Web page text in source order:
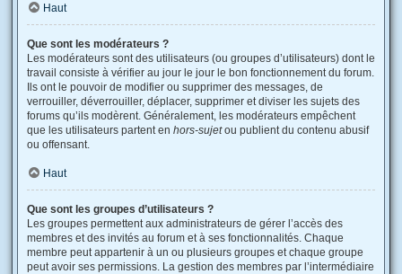
Haut
Que sont les modérateurs ?
Les modérateurs sont des utilisateurs (ou groupes d’utilisateurs) dont le
travail consiste à vérifier au jour le jour le bon fonctionnement du forum.
Ils ont le pouvoir de modifier ou supprimer des messages, de
verrouiller, déverrouiller, déplacer, supprimer et diviser les sujets des
forums qu’ils modèrent. Généralement, les modérateurs empêchent
que les utilisateurs partent en hors-sujetou publient du contenu abusif
ou offensant.
Haut
Que sont les groupes d’utilisateurs ?
Les groupes permettent aux administrateurs de gérer l’accès des
membres et des invités au forum et à ses fonctionnalités. Chaque
membre peut appartenir à un ou plusieurs groupes et chaque groupe
peut avoir ses permissions. La gestion des membres par l’intermédiaire